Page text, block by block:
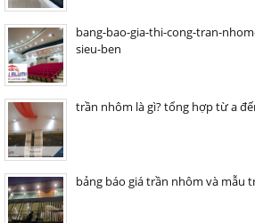
bang-bao-gia-thi-cong-tran-
sieu-ben
trần nhôm là gì? tổng hợp từ a
bảng báo giá trần nhôm và mẫu